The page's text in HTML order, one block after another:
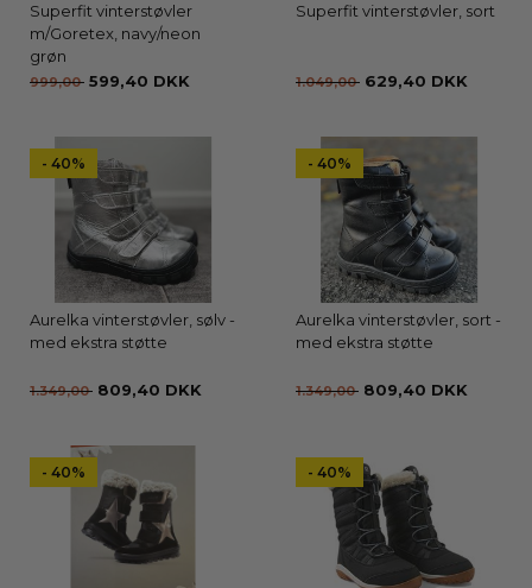
Superfit vinterstøvler
m/Goretex, navy/neon
grøn
999,00 599,40 DKK
Superfit vinterstøvler, sort
1.049,00 629,40 DKK
- 40%
Aurelka vinterstøvler, sølv -
med ekstra støtte
1.349,00 809,40 DKK
- 40%
Aurelka vinterstøvler, sort -
med ekstra støtte
1.349,00 809,40 DKK
- 40% - 40%